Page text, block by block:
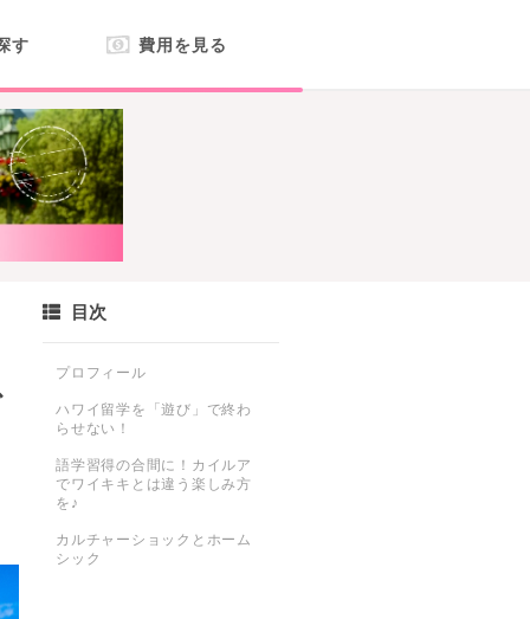
す 費用を見る
目次
プロフィール
ハワイ留学を「遊び」で終わ
らせない！
語学習得の合間に！カイルア
でワイキキとは違う楽しみ方
を♪
カルチャーショックとホーム
シック